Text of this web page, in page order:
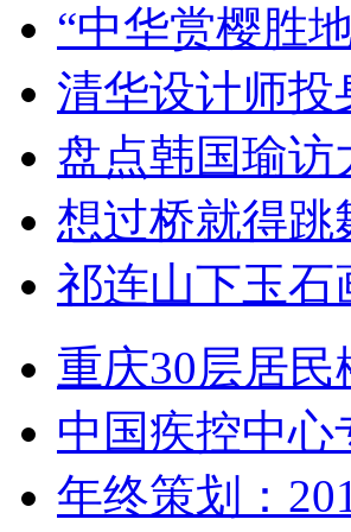
“中华赏樱胜
清华设计师投
盘点韩国瑜访
想过桥就得跳
祁连山下玉石
重庆30层居
中国疾控中心
年终策划：